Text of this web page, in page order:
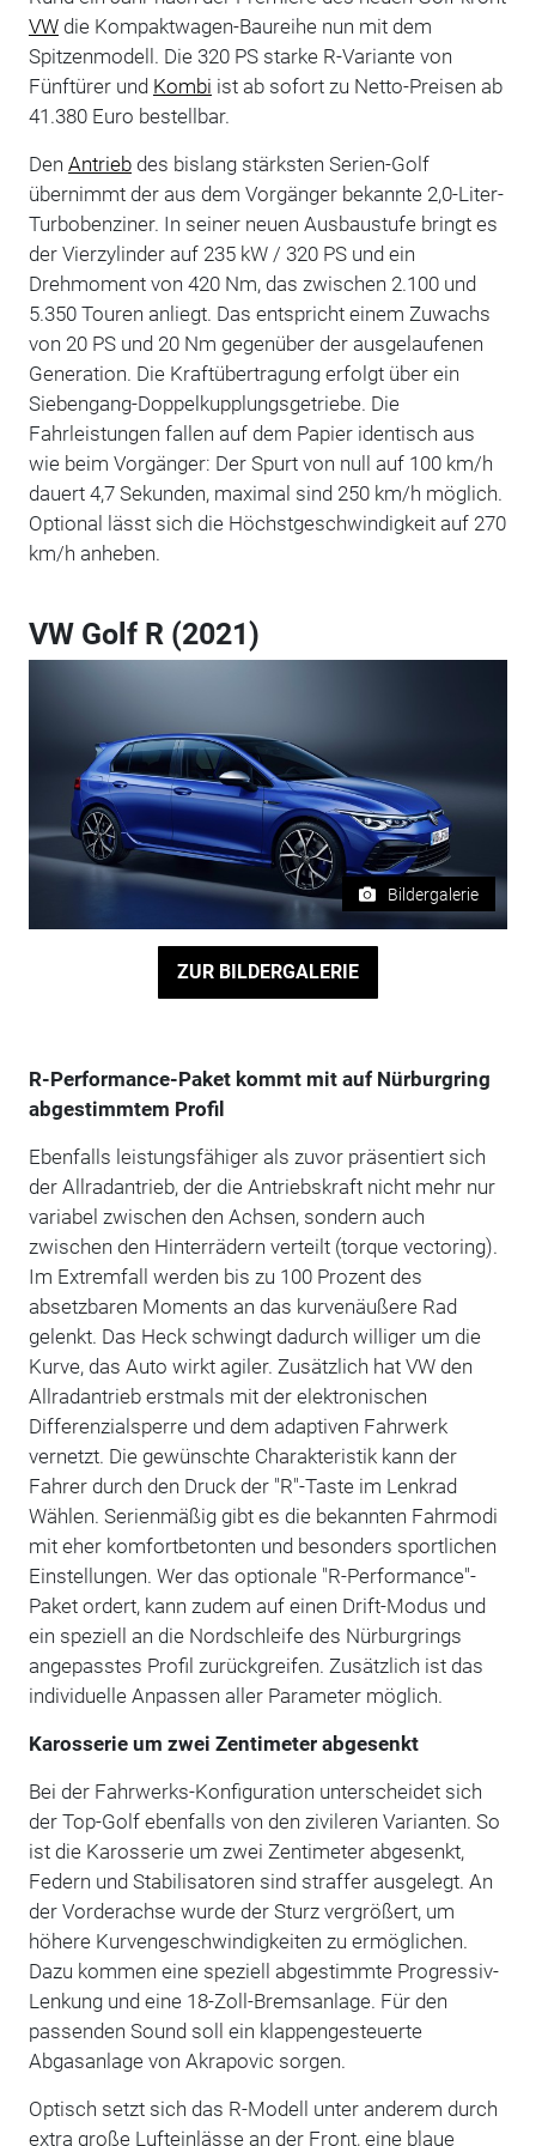
VWdie Kompaktwagen-Baureihe nun mit dem
Spitzenmodell. Die 320 PS starke R-Variante von
Fünftürer und Kombi ist ab sofort zu Netto-Preisen ab
41.380 Euro bestellbar.
Den Antriebdes bislang stärksten Serien-Golf
übernimmt der aus dem Vorgänger bekannte 2,0-Liter-
Turbobenziner. In seiner neuen Ausbaustufe bringt es
der Vierzylinder auf 235 kW / 320 PS und ein
Drehmoment von 420 Nm, das zwischen 2.100 und
5.350 Touren anliegt. Das entspricht einem Zuwachs
von 20 PS und 20 Nm gegenüber der ausgelaufenen
Generation. Die Kraftübertragung erfolgt über ein
Siebengang-Doppelkupplungsgetriebe. Die
Fahrleistungen fallen auf dem Papier identisch aus
wie beim Vorgänger: Der Spurt von null auf 100 km/h
dauert 4,7 Sekunden, maximal sind 250 km/h möglich.
Optional lässt sich die Höchstgeschwindigkeit auf 270
km/h anheben.
VW Golf R (2021)
Bildergalerie
ZUR BILDERGALERIE
R-Performance-Paket kommt mit auf Nürburgring
abgestimmtem Profil
Ebenfalls leistungsfähiger als zuvor präsentiert sich
der Allradantrieb, der die Antriebskraft nicht mehr nur
variabel zwischen den Achsen, sondern auch
zwischen den Hinterrädern verteilt (torque vectoring).
Im Extremfall werden bis zu 100 Prozent des
absetzbaren Moments an das kurvenäußere Rad
gelenkt. Das Heck schwingt dadurch williger um die
Kurve, das Auto wirkt agiler. Zusätzlich hat VW den
Allradantrieb erstmals mit der elektronischen
Differenzialsperre und dem adaptiven Fahrwerk
vernetzt. Die gewünschte Charakteristik kann der
Fahrer durch den Druck der "R"-Taste im Lenkrad
Wählen. Serienmäßig gibt es die bekannten Fahrmodi
mit eher komfortbetonten und besonders sportlichen
Einstellungen. Wer das optionale "R-Performance"-
Paket ordert, kann zudem auf einen Drift-Modus und
ein speziell an die Nordschleife des Nürburgrings
angepasstes Profil zurückgreifen. Zusätzlich ist das
individuelle Anpassen aller Parameter möglich.
Karosserie um zwei Zentimeter abgesenkt
Bei der Fahrwerks-Konfiguration unterscheidet sich
der Top-Golf ebenfalls von den zivileren Varianten. So
ist die Karosserie um zwei Zentimeter abgesenkt,
Federn und Stabilisatoren sind straffer ausgelegt. An
der Vorderachse wurde der Sturz vergrößert, um
höhere Kurvengeschwindigkeiten zu ermöglichen.
Dazu kommen eine speziell abgestimmte Progressiv-
Lenkung und eine 18-Zoll-Bremsanlage. Für den
passenden Sound soll ein klappengesteuerte
Abgasanlage von Akrapovic sorgen.
Optisch setzt sich das R-Modell unter anderem durch
extra große Lufteinlässe an der Front, eine blaue